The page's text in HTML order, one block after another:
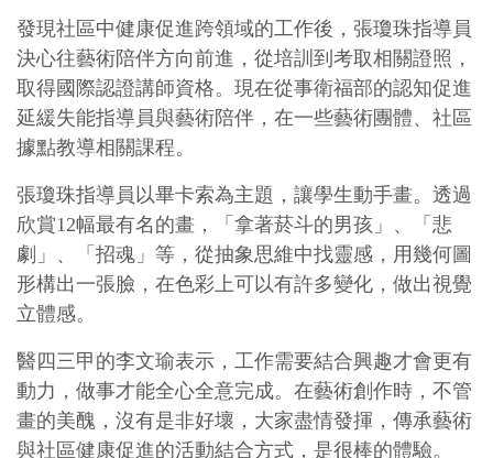
發現社區中健康促進跨領域的工作後，張瓊珠指導員
決心往藝術陪伴方向前進，從培訓到考取相關證照，
取得國際認證講師資格。現在從事衛福部的認知促進
延緩失能指導員與藝術陪伴，在一些藝術團體、社區
據點教導相關課程。
張瓊珠指導員以畢卡索為主題，讓學生動手畫。透過
欣賞12幅最有名的畫，「拿著菸斗的男孩」、「悲
劇」、「招魂」等，從抽象思維中找靈感，用幾何圖
形構出一張臉，在色彩上可以有許多變化，做出視覺
立體感。
醫四三甲的李文瑜表示，工作需要結合興趣才會更有
動力，做事才能全心全意完成。在藝術創作時，不管
畫的美醜，沒有是非好壞，大家盡情發揮，傳承藝術
與社區健康促進的活動結合方式，是很棒的體驗。